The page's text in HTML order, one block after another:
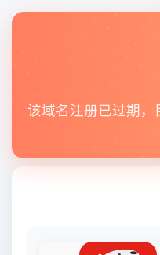
该域名注册已过期